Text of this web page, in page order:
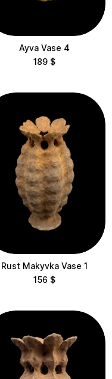
Ayva Vase 4
189 $
Rust Makyvka Vase 1
156 $